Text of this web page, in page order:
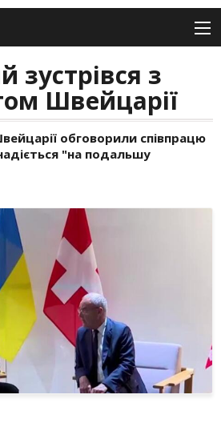
зустрівся з
Швейцарії
обговорили співпрацю
"на подальшу